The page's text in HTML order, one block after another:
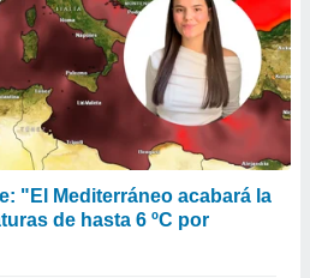
"El Mediterráneo acabará la
de hasta 6 ºC por